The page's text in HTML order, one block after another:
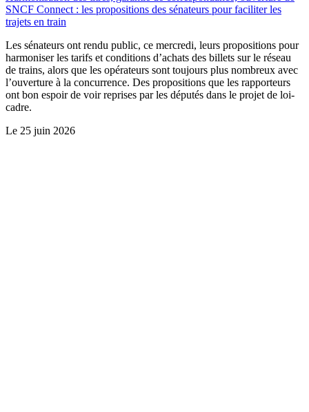
SNCF Connect : les propositions des sénateurs pour faciliter les
trajets en train
Les sénateurs ont rendu public, ce mercredi, leurs propositions pour
harmoniser les tarifs et conditions d’achats des billets sur le réseau
de trains, alors que les opérateurs sont toujours plus nombreux avec
l’ouverture à la concurrence. Des propositions que les rapporteurs
ont bon espoir de voir reprises par les députés dans le projet de loi-
cadre.
Le 25 juin 2026